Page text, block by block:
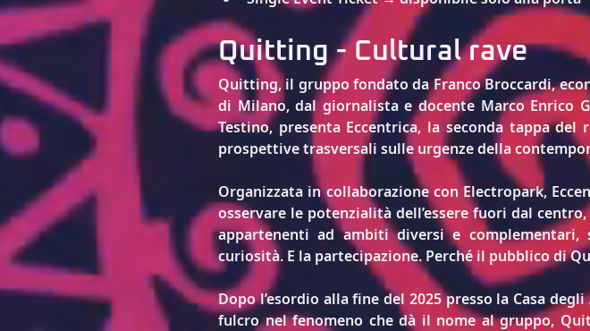
Quitting - Cultural rave
Quitting, il gruppo fondato da Franco Broccardi,
di Milano, dal giornalista e docente Marco Enrico
Testino, presenta Eccentrica, la seconda tappa
prospettive trasversali sulle urgenze della
Organizzata in collaborazione con Electropark,
osservare le potenzialità dell’essere fuori dal
appartenenti ad ambiti diversi e complementari,
curiosità. E la partecipazione. Perché il pubblico di
Dopo l’esordio alla fine del 2025 presso la Casa
fulcro nel fenomeno che dà il nome al gruppo,